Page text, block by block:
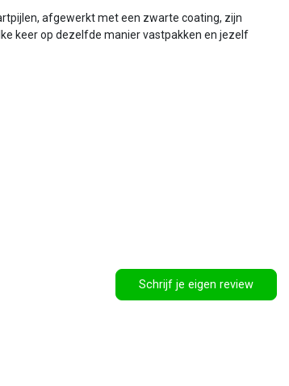
afgewerkt met een zwarte coating, zijn
keer op dezelfde manier vastpakken en jezelf
Schrijf je eigen review